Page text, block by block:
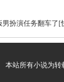
男扮演任务翻车了[
本站所有小说为转